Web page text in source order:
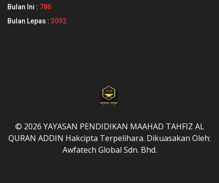
Bulan Ini : 786
Bulan Lepas : 3092
© 2026 YAYASAN PENDIDIKAN MAAHAD TAHFIZ AL
QURAN ADDIN Hakcipta Terpelihara. Dikuasakan Oleh:
Awfatech Global Sdn. Bhd.